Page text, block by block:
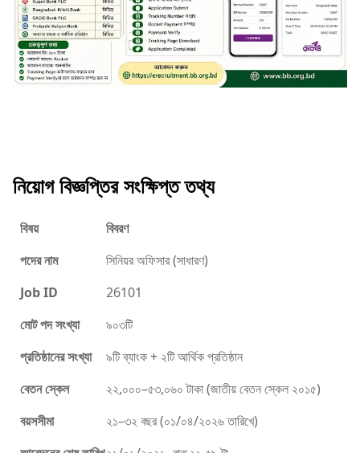
নিয়োগ বিজ্ঞপ্তির সংক্ষিপ্ত তথ্য
বিষয়
বিবরণ
পদের নাম
সিনিয়র অফিসার (সাধারণ)
Job ID
26101
মোট পদ সংখ্যা
৯০৩টি
প্রতিষ্ঠানের সংখ্যা
৯টি ব্যাংক + ২টি আর্থিক প্রতিষ্ঠান
বেতন স্কেল
২২,০০০–৫৩,০৬০ টাকা (জাতীয় বেতন স্কেল ২০১৫)
বয়সসীমা
২১–৩২ বছর (০১/০৪/২০২৬ তারিখে)